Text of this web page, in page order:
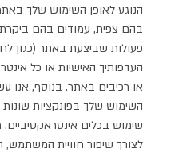
הנוגע לאופן השימוש שלך
בהם צפית, עמודים בהם
פעולות שביצעת באתר (כגון
העדפותיך האישיות או כל
או רכיבים באתר. בנוסף, אנו
השימוש שלך בפונקציות
שימוש בכלים
לצורך שיפור חוויית